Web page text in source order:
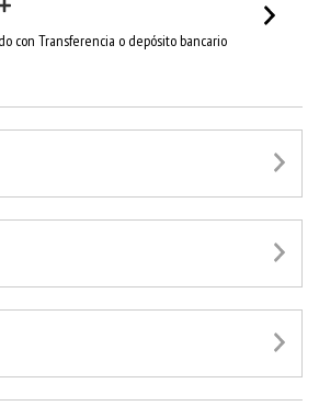
con Transferencia o depósito bancario